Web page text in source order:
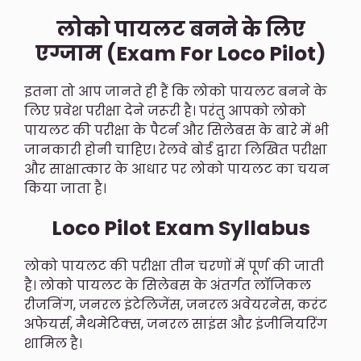
लोको पायलट बनने के लिए
एग्जाम (Exam For Loco Pilot)
इतना तो आप जानते ही हैं कि लोको पायलट बनने के
लिए प्रवेश परीक्षा देने जरूरी है। परंतु आपको लोको
पायलट की परीक्षा के पैटर्न और सिलेबस के बारे में भी
जानकारी होनी चाहिए। रेलवे बोर्ड द्वारा लिखित परीक्षा
और साक्षात्कार के आधार पर लोको पायलट का चयन
किया जाता है।
Loco Pilot Exam Syllabus
लोको पायलट की परीक्षा तीन चरणों में पूर्ण की जाती
है। लोको पायलट के सिलेबस के अंतर्गत लॉजिकल
रीजनिंग, जनरल इंटेलिजेंस, जनरल अवेयरनेस, करंट
अफेयर्स, मैथमेटिक्स, जनरल साइंस और इंजीनियरिंग
शामिल है।